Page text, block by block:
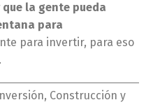
la gente pueda
para
para invertir, para eso
Construcción y